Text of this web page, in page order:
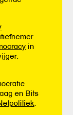
in
en Bits
.